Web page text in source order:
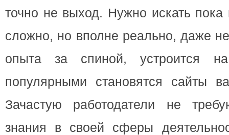
точно не выход. Нужно искать
сложно, но вполне реально, даже
опыта за спиной, устроится
популярными становятся сайты
Зачастую работодатели не
знания в своей сферы